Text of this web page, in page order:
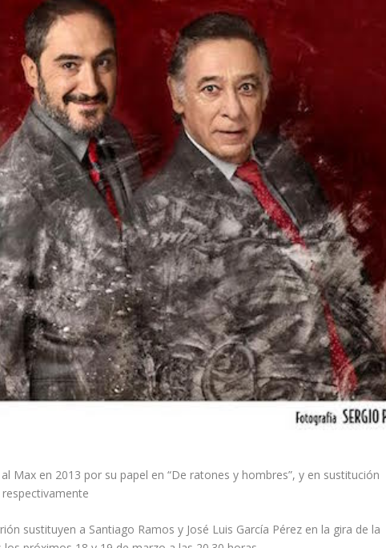
Max en 2013 por su papel en “De ratones y hombres”, y en sustitución
respectivamente
sustituyen a Santiago Ramos y José Luis García Pérez en la gira de la